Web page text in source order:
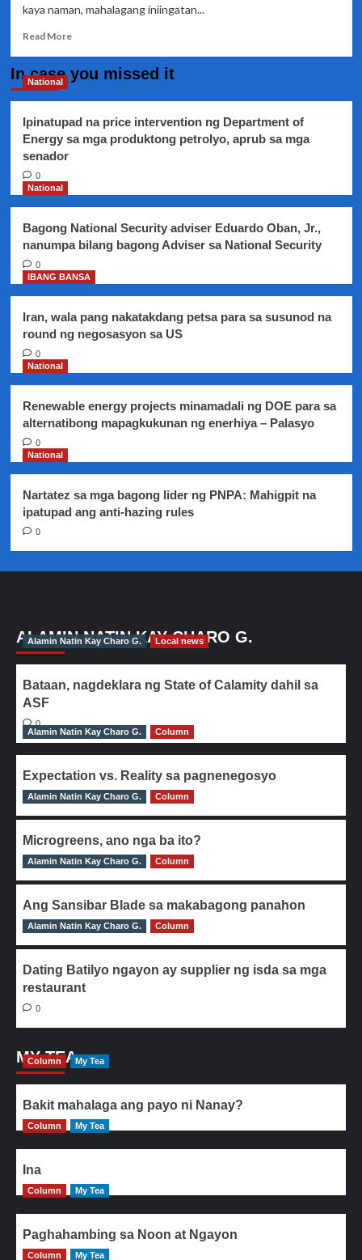
kaya naman, mahalagang iniingatan...
Read MoreRead
Medical
examination na
kailangang
dapat
na
bahala
–
eksperto
In case you missed it
National
Ipinatupad na price intervention ng Department of
Energy sa mga produktong petrolyo, aprub sa mga
senador
0
National
Bagong National Security adviser Eduardo Oban, Jr.,
nanumpa bilang bagong Adviser sa National Security
0
IBANG BANSA
Iran, wala pang nakatakdang petsa para sa susunod na
round ng negosasyon sa US
0
National
Renewable energy projects minamadali ng DOE para sa
alternatibong mapagkukunan ng enerhiya – Palasyo
0
National
Nartatez sa mga bagong lider ng PNPA: Mahigpit na
ipatupad ang anti-hazing rules
0
ALAMIN NATIN KAY CHARO G.
Alamin Natin Kay Charo G. Local news
Bataan, nagdeklara ng State of Calamity dahil sa
ASF
0
Alamin Natin Kay Charo G.
Column
Expectation vs. Reality sa pagnenegosyo
0
Alamin Natin Kay Charo G. Column
Microgreens, ano nga ba ito?
0
Alamin Natin Kay Charo G. Column
Ang Sansibar Blade sa makabagong panahon
0
Alamin Natin Kay Charo G. Column
Dating Batilyo ngayon ay supplier ng isda sa mga
restaurant
0
MY TEA
Column My Tea
Bakit mahalaga ang payo ni Nanay?
Column My Tea
Ina
Column My Tea
Paghahambing sa Noon at Ngayon
Column My Tea